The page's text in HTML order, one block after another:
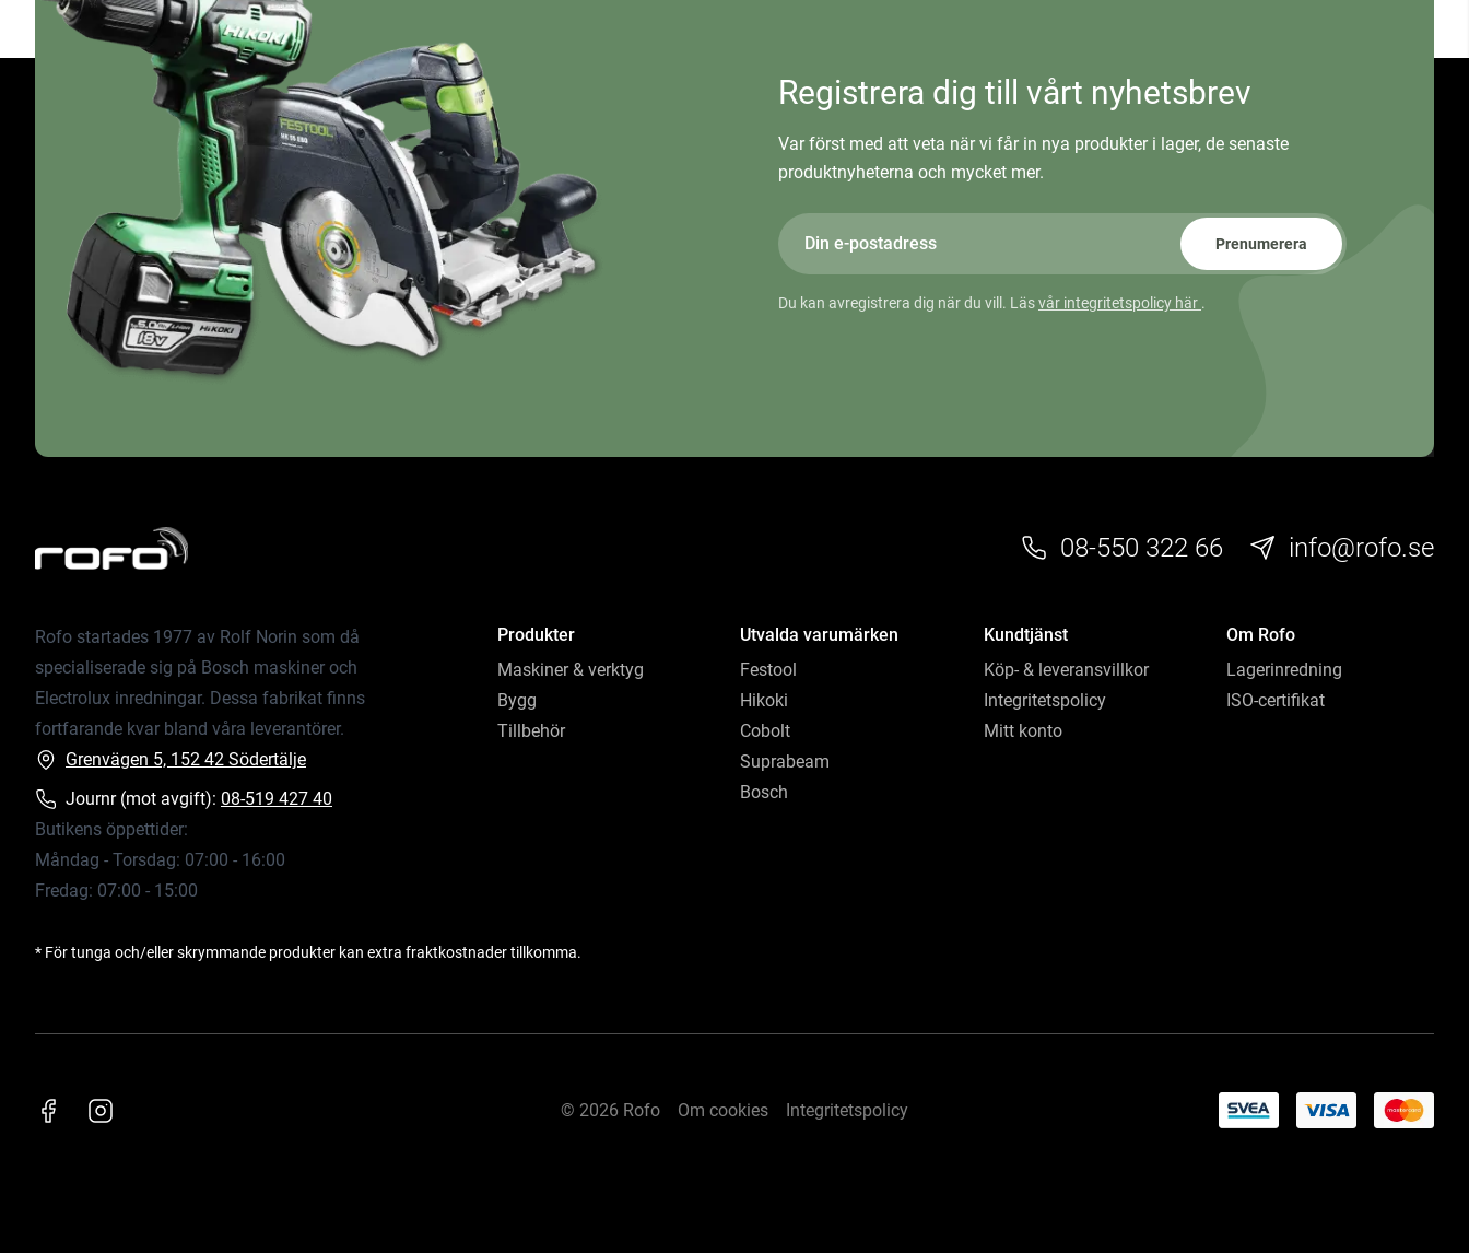
Registrera dig till vårt nyhetsbrev
Var först med att veta när vi får in nya produkter i lager, de senaste
produktnyheterna och mycket mer.
Prenumerera
Du kan avregistrera dig när du vill. Läsvår integritetspolicy här .
08-550 322 66 info@rofo.se
Rofo startades 1977 av Rolf Norin som då
specialiserade sig på Bosch maskiner och
Electrolux inredningar. Dessa fabrikat finns
fortfarande kvar bland våra leverantörer.
Grenvägen 5, 152 42 Södertälje
Journr (mot avgift): 08-519 427 40
Butikens öppettider:
Måndag - Torsdag: 07:00 - 16:00
Fredag: 07:00 - 15:00
Produkter
Maskiner & verktyg
Bygg
Tillbehör
Utvalda varumärken
Festool
Hikoki
Cobolt
Suprabeam
Bosch
Kundtjänst
Köp- & leveransvillkor
Integritetspolicy
Mitt konto
Om Rofo
Lagerinredning
ISO-certifikat
* För tunga och/eller skrymmande produkter kan extra fraktkostnader tillkomma.
© 2026 Rofo Om cookies Integritetspolicy